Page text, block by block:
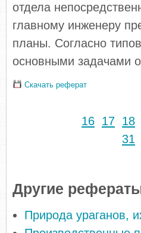
отдела
главному инженеру
планы. Согласно
основными задачами
Скачать реферат
16 17 18
31
Другие
Природа ураганов,